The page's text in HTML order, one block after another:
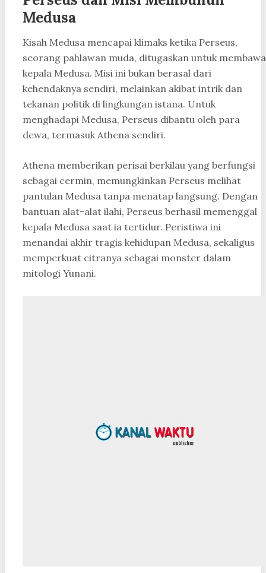
Medusa
Kisah Medusa mencapai klimaks ketika Perseus,
seorang pahlawan muda, ditugaskan untuk membawa
kepala Medusa. Misi ini bukan berasal dari
kehendaknya sendiri, melainkan akibat intrik dan
tekanan politik di lingkungan istana. Untuk
menghadapi Medusa, Perseus dibantu oleh para
dewa, termasuk Athena sendiri.
Athena memberikan perisai berkilau yang berfungsi
sebagai cermin, memungkinkan Perseus melihat
pantulan Medusa tanpa menatap langsung. Dengan
bantuan alat-alat ilahi, Perseus berhasil memenggal
kepala Medusa saat ia tertidur. Peristiwa ini
menandai akhir tragis kehidupan Medusa, sekaligus
memperkuat citranya sebagai monster dalam
mitologi Yunani.